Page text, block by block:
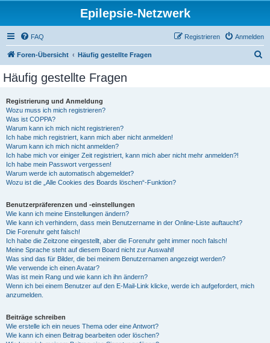
Epilepsie-Netzwerk
FAQ Anmelden
Registrieren
Foren-Übersicht Häufig gestellte Fragen
Häufig gestellte Fragen
Registrierung und Anmeldung
Wozu muss ich mich registrieren?
Was ist COPPA?
Warum kann ich mich nicht registrieren?
Ich habe mich registriert, kann mich aber nicht anmelden!
Warum kann ich mich nicht anmelden?
Ich habe mich vor einiger Zeit registriert, kann mich aber nicht mehr anmelden?!
Ich habe mein Passwort vergessen!
Warum werde ich automatisch abgemeldet?
Wozu ist die „Alle Cookies des Boards löschen“-Funktion?
Benutzerpräferenzen und -einstellungen
Wie kann ich meine Einstellungen ändern?
Wie kann ich verhindern, dass mein Benutzername in der Online-Liste auftaucht?
Die Forenuhr geht falsch!
Ich habe die Zeitzone eingestellt, aber die Forenuhr geht immer noch falsch!
Meine Sprache steht auf diesem Board nicht zur Auswahl!
Was sind das für Bilder, die bei meinem Benutzernamen angezeigt werden?
Wie verwende ich einen Avatar?
Was ist mein Rang und wie kann ich ihn ändern?
Wenn ich bei einem Benutzer auf den E-Mail-Link klicke, werde ich aufgefordert, mich
anzumelden.
Beiträge schreiben
Wie erstelle ich ein neues Thema oder eine Antwort?
Wie kann ich einen Beitrag bearbeiten oder löschen?